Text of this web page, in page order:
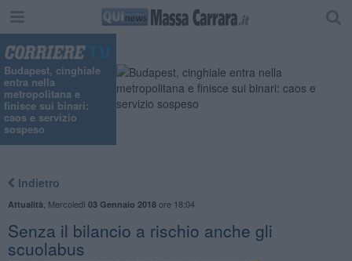
Budapest, cinghiale
entra nella
metropolitana e
finisce sui binari:
caos e servizio
sospeso
Indietro
Attualità Mercoledì 03 Gennaio 2018ore 18:04
Senza il bilancio a rischio anche gli
scuolabus